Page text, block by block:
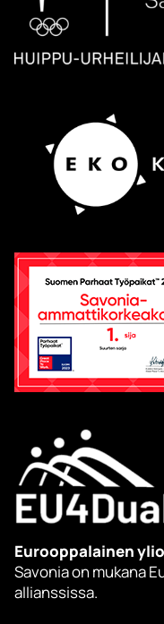
Eurooppalainen
Savonia on mukana
allianssissa.